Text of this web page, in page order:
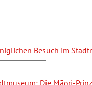
Besuch im
Die Māori-